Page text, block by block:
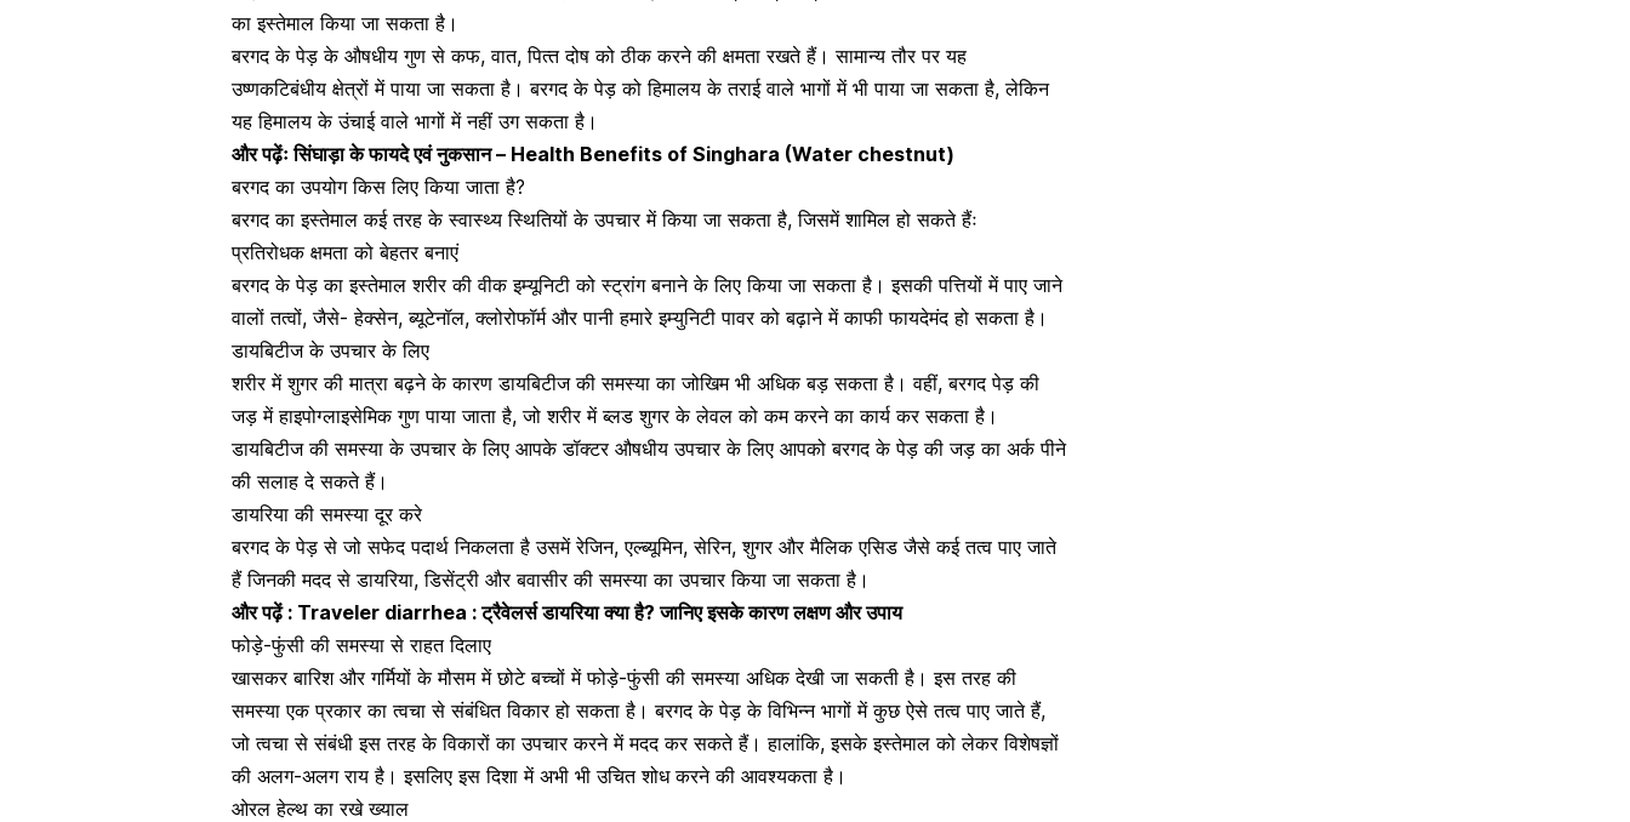
का इस्तेमाल किया जा सकता है।
बरगद के पेड़ के औषधीय गुण से कफ, वात, पित्‍त दोष को ठीक करने की क्षमता रखते हैं। सामान्य तौर पर यह
उष्णकटिबंधीय क्षेत्रों में पाया जा सकता है। बरगद के पेड़ को हिमालय के तराई वाले भागों में भी पाया जा सकता है, लेकिन
यह हिमालय के उंचाई वाले भागों में नहीं उग सकता है।
और पढ़ेंःसिंघाड़ा के फायदे एवं नुकसान – Health Benefits of Singhara (Water chestnut)
बरगद का उपयोग किस लिए किया जाता है?
बरगद का इस्तेमाल कई तरह के स्वास्थ्य स्थितियों के उपचार में किया जा सकता है, जिसमें शामिल हो सकते हैंः
प्रतिरोधक क्षमता को बेहतर बनाएं
बरगद के पेड़ का इस्तेमाल शरीर की वीकइम्यूनिटी को स्ट्रांग बनानेके लिए किया जा सकता है। इसकी पत्तियों में पाए जाने
वालों तत्वों, जैसे- हेक्सेन, ब्यूटेनॉल, क्लोरोफॉर्म और पानी हमारे इम्युनिटी पावर को बढ़ाने में काफी फायदेमंद हो सकता है।
डायबिटीज के उपचार के लिए
शरीर मेंशुगर की मात्रा बढ़ने के कारणडायबिटीज की समस्याका जोखिम भी अधिक बड़ सकता है। वहीं, बरगद पेड़ की
जड़ में हाइपोग्लाइसेमिक गुण पाया जाता है, जो शरीर में ब्लड शुगर के लेवल को कम करने का कार्य कर सकता है।
डायबिटीज की समस्या के उपचार के लिए आपके डॉक्टर औषधीय उपचार के लिए आपको बरगद के पेड़ की जड़ का अर्क पीने
की सलाह दे सकते हैं।
डायरिया की समस्या दूर करे
बरगद के पेड़ से जो सफेद पदार्थ निकलता है उसमें रेजिन, एल्ब्यूमिन, सेरिन, शुगर और मैलिक एसिड जैसे कई तत्व पाए जाते
हैं जिनकी मदद से डायरिया, डिसेंट्री औरबवासीर की समस्या का उपचारकिया जा सकता है।
और पढ़ें : Traveler diarrhea : ट्रैवेलर्स डायरिया क्या है? जानिए इसके कारण लक्षण और उपाय
फोड़े-फुंसी की समस्या से राहत दिलाए
खासकर बारिश और गर्मियों के मौसम में छोटे बच्चों मेंफोड़े-फुंसी की समस्या अधिक देखी जा सकती है। इस तरह की
समस्या एक प्रकार का त्वचा से संबंधित विकार हो सकता है। बरगद के पेड़ के विभिन्न भागों में कुछ ऐसे तत्व पाए जाते हैं,
जो त्वचा से संबंधी इस तरह के विकारों का उपचार करने में मदद कर सकते हैं। हालांकि, इसके इस्तेमाल को लेकर विशेषज्ञों
की अलग-अलग राय है। इसलिए इस दिशा में अभी भी उचित शोध करने की आवश्यकता है।
ओरल हेल्थ का रखे ख्याल